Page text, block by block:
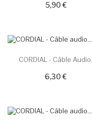
5,90 €
CORDIAL - Câble Audio...
6,30 €